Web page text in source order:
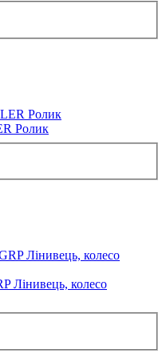
Ролик
Лінивець, колесо